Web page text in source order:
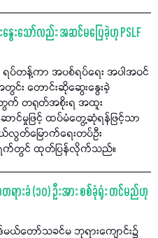
းသော်လည်း အဆင်မပြေခဲ့ဟု PSLF
ရပ်တန့်ကာ အပစ်ရပ်ရေး အပါအဝင်
း တောင်းဆိုဆွေးနွေးခဲ့
က် တရုတ်အစိုးရ အထူး
ာင်မှုဖြင့် ထပ်မံတွေ့ဆုံရန်ဖြင့်သာ
လွတ်မြောက်ရေးတပ်ဦး
၉ ရက်တွင် ထုတ်ပြန်လိုက်သည်။
းခံ (၁၀) ဦးအား စစ်ခုံရုံး တင်မည်ဟု
မယ်တော်သခင်မ ဘုရားကျောင်း၌